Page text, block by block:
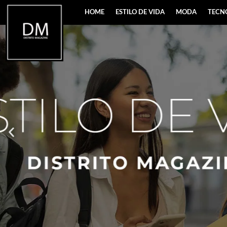
HOME ESTILO DE VIDA MODA